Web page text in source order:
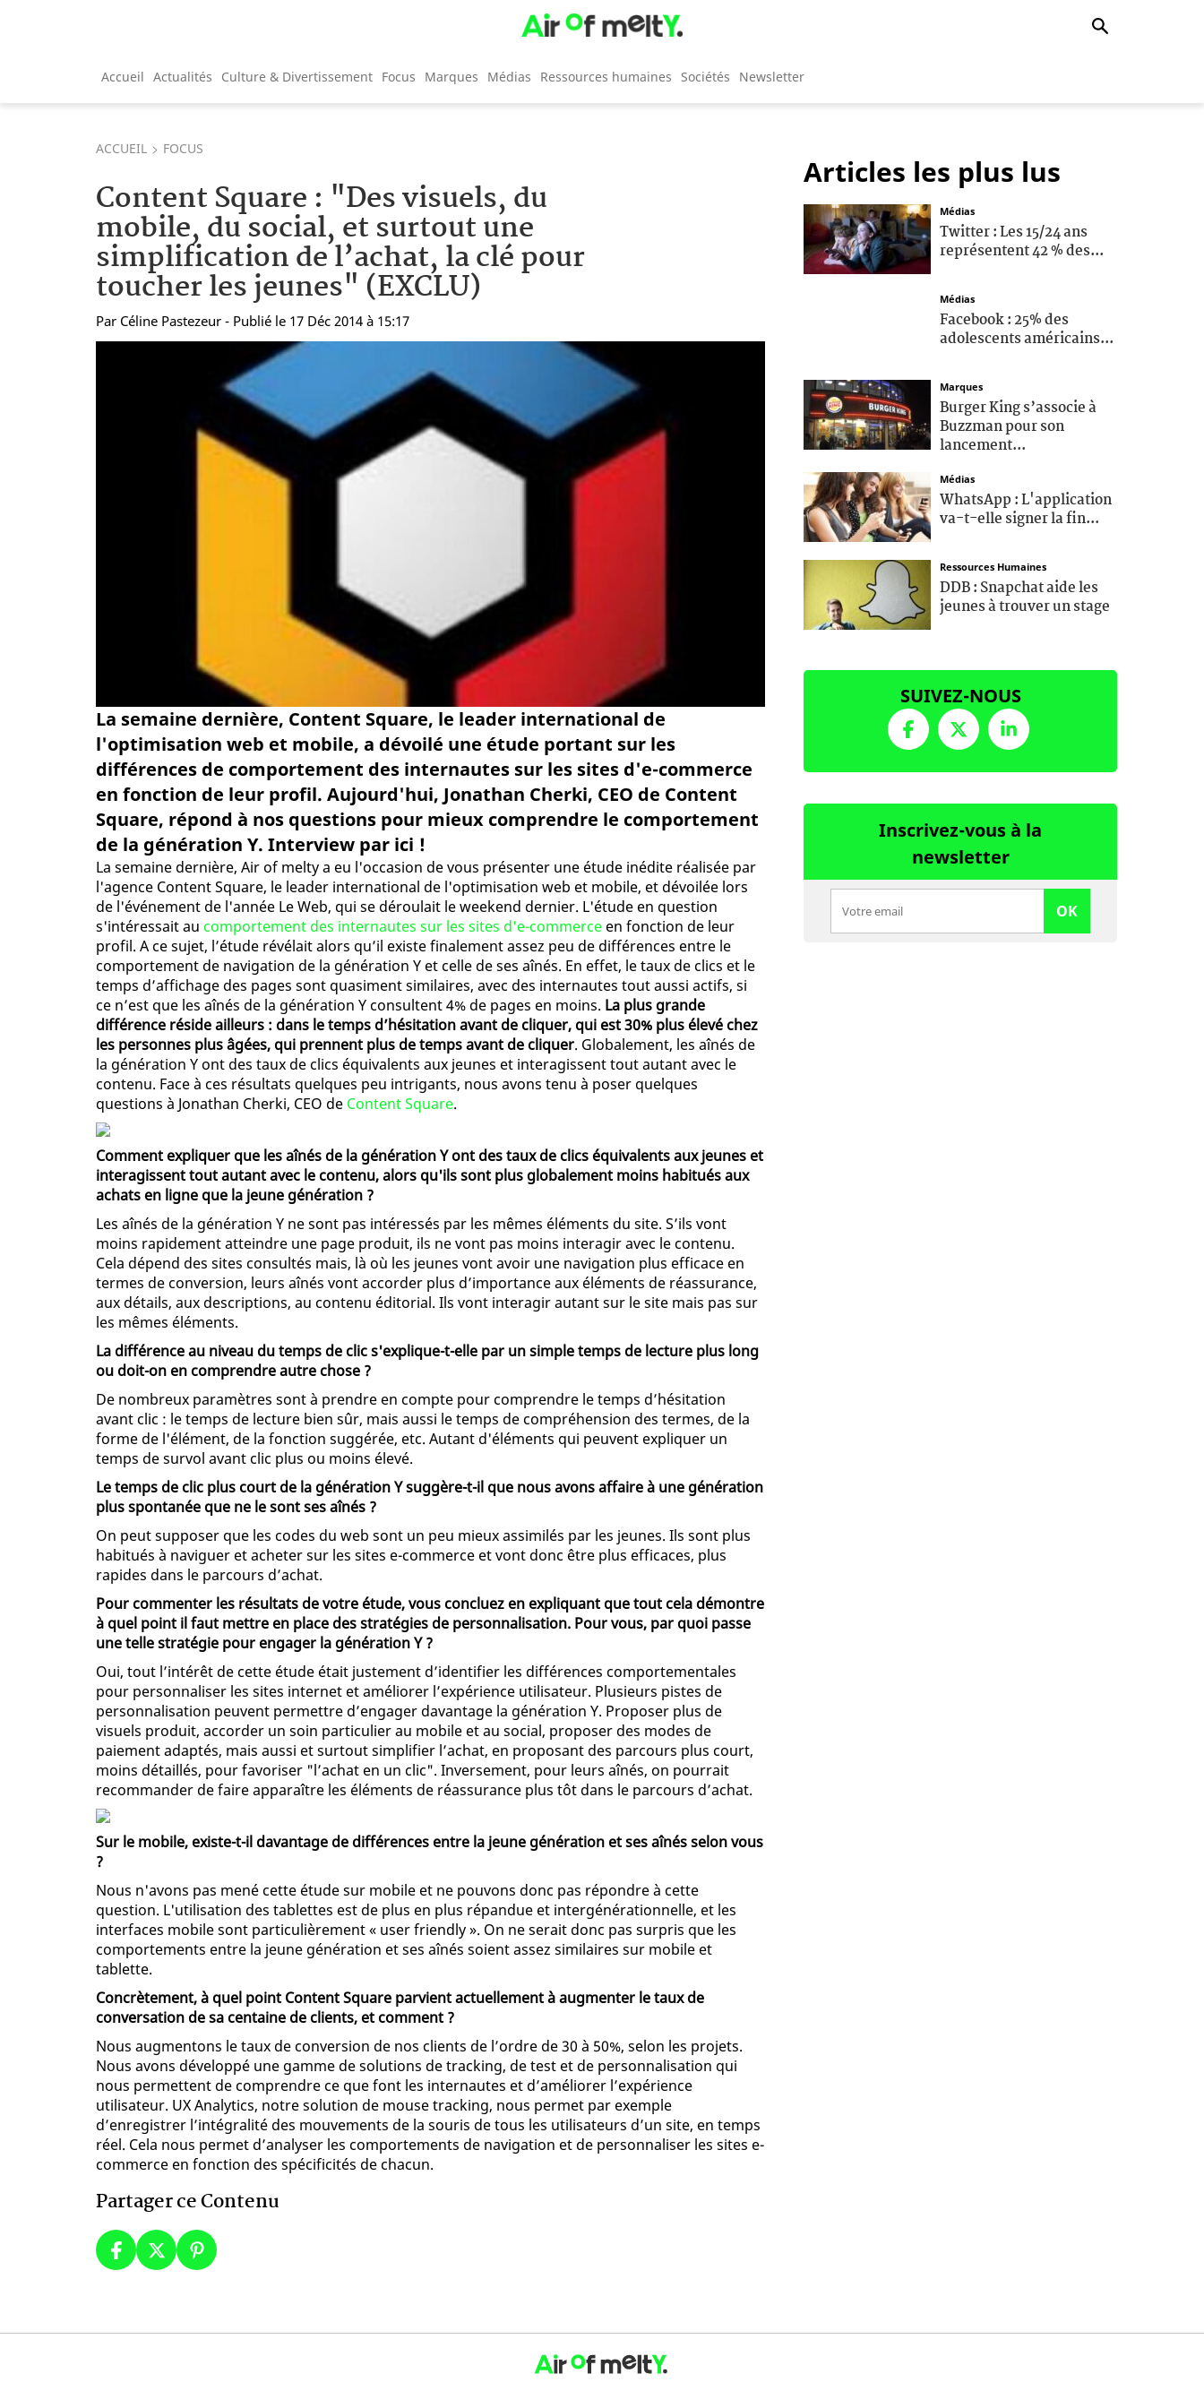
Accueil Actualités Culture & Divertissement Focus Marques Médias Ressources humaines Sociétés Newsletter
ACCUEIL FOCUS
Content Square : "Des visuels, du
mobile, du social, et surtout une
simplification de l’achat, la clé pour
toucher les jeunes" (EXCLU)
Par Céline Pastezeur - Publié le 17 Déc 2014 à 15:17
La semaine dernière, Content Square, le leader international de
l'optimisation web et mobile, a dévoilé une étude portant sur les
différences de comportement des internautes sur les sites d'e-commerce
en fonction de leur profil. Aujourd'hui, Jonathan Cherki, CEO de Content
Square, répond à nos questions pour mieux comprendre le comportement
de la génération Y. Interview par ici !
La semaine dernière, Air of melty a eu l'occasion de vous présenter une étude inédite réalisée par
l'agence Content Square, le leader international de l'optimisation web et mobile, et dévoilée lors
de l'événement de l'année Le Web, qui se déroulait le weekend dernier. L'étude en question
s'intéressait au comportement des internautes sur les sites d'e-commerce en fonction de leur
profil. A ce sujet, l’étude révélait alors qu’il existe finalement assez peu de différences entre le
comportement de navigation de la génération Y et celle de ses aînés. En effet, le taux de clics et le
temps d’affichage des pages sont quasiment similaires, avec des internautes tout aussi actifs, si
ce n’est que les aînés de la génération Y consultent 4% de pages en moins. La plus grande
différence réside ailleurs : dans le temps d’hésitation avant de cliquer, qui est 30% plus élevé chez
les personnes plus âgées, qui prennent plus de temps avant de cliquer. Globalement, les aînés de
la génération Y ont des taux de clics équivalents aux jeunes et interagissent tout autant avec le
contenu. Face à ces résultats quelques peu intrigants, nous avons tenu à poser quelques
questions à Jonathan Cherki, CEO de Content Square.
Comment expliquer que les aînés de la génération Y ont des taux de clics équivalents aux jeunes et
interagissent tout autant avec le contenu, alors qu'ils sont plus globalement moins habitués aux
achats en ligne que la jeune génération ?
Les aînés de la génération Y ne sont pas intéressés par les mêmes éléments du site. S’ils vont
moins rapidement atteindre une page produit, ils ne vont pas moins interagir avec le contenu.
Cela dépend des sites consultés mais, là où les jeunes vont avoir une navigation plus efficace en
termes de conversion, leurs aînés vont accorder plus d’importance aux éléments de réassurance,
aux détails, aux descriptions, au contenu éditorial. Ils vont interagir autant sur le site mais pas sur
les mêmes éléments.
La différence au niveau du temps de clic s'explique-t-elle par un simple temps de lecture plus long
ou doit-on en comprendre autre chose ?
De nombreux paramètres sont à prendre en compte pour comprendre le temps d’hésitation
avant clic : le temps de lecture bien sûr, mais aussi le temps de compréhension des termes, de la
forme de l'élément, de la fonction suggérée, etc. Autant d'éléments qui peuvent expliquer un
temps de survol avant clic plus ou moins élevé.
Le temps de clic plus court de la génération Y suggère-t-il que nous avons affaire à une génération
plus spontanée que ne le sont ses aînés ?
On peut supposer que les codes du web sont un peu mieux assimilés par les jeunes. Ils sont plus
habitués à naviguer et acheter sur les sites e-commerce et vont donc être plus efficaces, plus
rapides dans le parcours d’achat.
Pour commenter les résultats de votre étude, vous concluez en expliquant que tout cela démontre
à quel point il faut mettre en place des stratégies de personnalisation. Pour vous, par quoi passe
une telle stratégie pour engager la génération Y ?
Oui, tout l’intérêt de cette étude était justement d’identifier les différences comportementales
pour personnaliser les sites internet et améliorer l’expérience utilisateur. Plusieurs pistes de
personnalisation peuvent permettre d’engager davantage la génération Y. Proposer plus de
visuels produit, accorder un soin particulier au mobile et au social, proposer des modes de
paiement adaptés, mais aussi et surtout simplifier l’achat, en proposant des parcours plus court,
moins détaillés, pour favoriser "l’achat en un clic". Inversement, pour leurs aînés, on pourrait
recommander de faire apparaître les éléments de réassurance plus tôt dans le parcours d’achat.
Sur le mobile, existe-t-il davantage de différences entre la jeune génération et ses aînés selon vous
?
Nous n'avons pas mené cette étude sur mobile et ne pouvons donc pas répondre à cette
question. L'utilisation des tablettes est de plus en plus répandue et intergénérationnelle, et les
interfaces mobile sont particulièrement « user friendly ». On ne serait donc pas surpris que les
comportements entre la jeune génération et ses aînés soient assez similaires sur mobile et
tablette.
Concrètement, à quel point Content Square parvient actuellement à augmenter le taux de
conversation de sa centaine de clients, et comment ?
Nous augmentons le taux de conversion de nos clients de l’ordre de 30 à 50%, selon les projets.
Nous avons développé une gamme de solutions de tracking, de test et de personnalisation qui
nous permettent de comprendre ce que font les internautes et d’améliorer l’expérience
utilisateur. UX Analytics, notre solution de mouse tracking, nous permet par exemple
d’enregistrer l’intégralité des mouvements de la souris de tous les utilisateurs d’un site, en temps
réel. Cela nous permet d’analyser les comportements de navigation et de personnaliser les sites e-
commerce en fonction des spécificités de chacun.
Partager ce Contenu
Articles les plus lus
Médias
Twitter : Les 15/24 ans
représentent 42 % des...
Médias
Facebook : 25% des
adolescents américains...
Marques
Burger King s’associe à
Buzzman pour son
lancement...
Médias
WhatsApp : L'application
va-t-elle signer la fin...
Ressources Humaines
DDB : Snapchat aide les
jeunes à trouver un stage
SUIVEZ-NOUS
Inscrivez-vous à la
newsletter
OK